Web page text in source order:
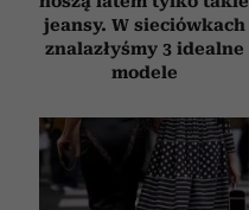
jeansy. W sieciówkach
znalazłyśmy 3 idealne
modele